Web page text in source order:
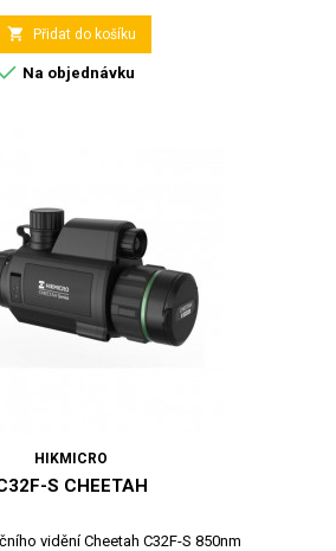
 Přidat do košíku
 Na objednávku
HIKMICRO
S CHEETAH
vidění Cheetah C32F-S 850nm